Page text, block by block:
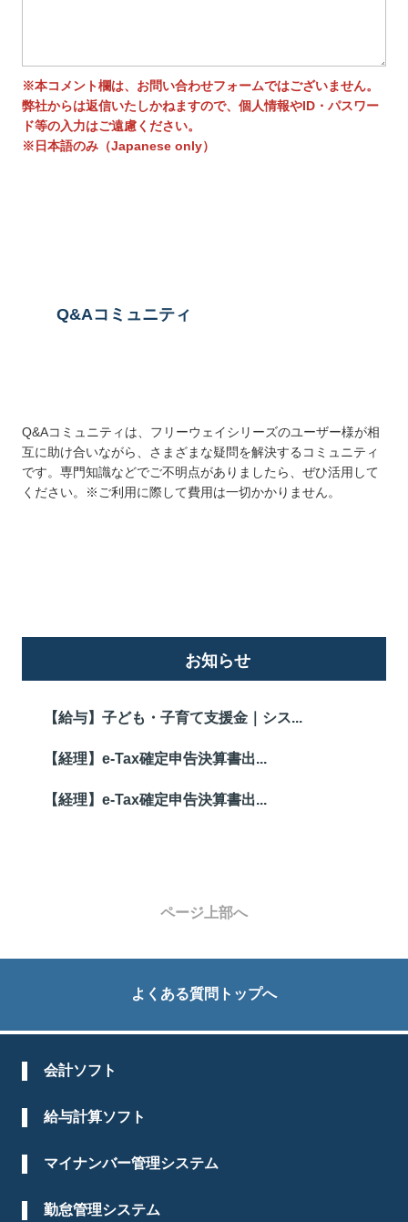
※本コメント欄は、お問い合わせフォームではございません。
弊社からは返信いたしかねますので、個人情報やID・パスワー
ド等の入力はご遠慮ください。
※日本語のみ（Japanese only）
Q&Aコミュニティ
Q&Aコミュニティは、フリーウェイシリーズのユーザー様が相
互に助け合いながら、さまざまな疑問を解決するコミュニティ
です。専門知識などでご不明点がありましたら、ぜひ活用して
ください。※ご利用に際して費用は一切かかりません。
お知らせ
【給与】子ども・子育て支援金｜シス...
【経理】e-Tax確定申告決算書出...
【経理】e-Tax確定申告決算書出...
ページ上部へ
よくある質問トップへ
会計ソフト
給与計算ソフト
マイナンバー管理システム
勤怠管理システム